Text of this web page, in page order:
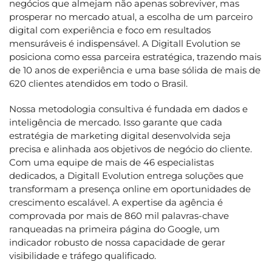
negócios que almejam não apenas sobreviver, mas
prosperar no mercado atual, a escolha de um parceiro
digital com experiência e foco em resultados
mensuráveis é indispensável. A Digitall Evolution se
posiciona como essa parceira estratégica, trazendo mais
de 10 anos de experiência e uma base sólida de mais de
620 clientes atendidos em todo o Brasil.
Nossa metodologia consultiva é fundada em dados e
inteligência de mercado. Isso garante que cada
estratégia de marketing digital desenvolvida seja
precisa e alinhada aos objetivos de negócio do cliente.
Com uma equipe de mais de 46 especialistas
dedicados, a Digitall Evolution entrega soluções que
transformam a presença online em oportunidades de
crescimento escalável. A expertise da agência é
comprovada por mais de 860 mil palavras-chave
ranqueadas na primeira página do Google, um
indicador robusto de nossa capacidade de gerar
visibilidade e tráfego qualificado.